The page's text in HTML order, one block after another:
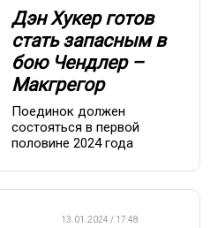
Дэн Хукер готов
стать запасным в
бою Чендлер –
Макгрегор
Поединок должен
состояться в первой
половине 2024 года
13.01.2024 / 17:48